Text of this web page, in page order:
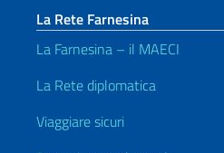
La Rete Farnesina
La Farnesina – il MAECI
La Rete diplomatica
Viaggiare sicuri